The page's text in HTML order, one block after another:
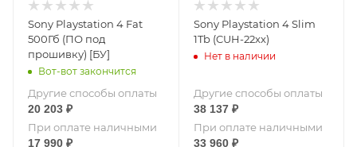
Sony Playstation 4 Fat
500Гб (ПО под
прошивку) [БУ]
Вот-вот закончится
Другие способы оплаты
20 203 ₽
При оплате наличными
17 990 ₽
Sony Playstation 4 Slim
1Tb (CUH-22xx)
Нет в наличии
Другие способы оплаты
38 137₽
При оплате наличными
33 960₽